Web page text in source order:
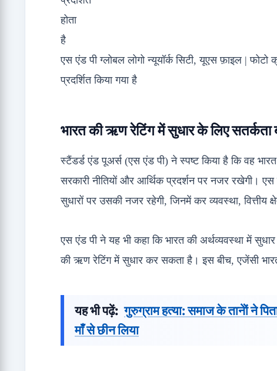
एस एंड पी ग्लोबल लोगो न्यूयॉर्क सिटी, यूएस फ़ाइल | फोटो
प्रदर्शित किया गया है
भारत की ऋण रेटिंग में सुधार के लिए सतर्कता
स्टैंडर्ड एंड पूअर्स (एस एंड पी) ने स्पष्ट किया है कि वह
सरकारी नीतियों और आर्थिक प्रदर्शन पर नजर रखेगी। एस
सुधारों पर उसकी नजर रहेगी, जिनमें कर व्यवस्था, वित्तीय
एस एंड पी ने यह भी कहा कि भारत की अर्थव्यवस्था में
की ऋण रेटिंग में सुधार कर सकता है। इस बीच, एजेंसी
यह भी पढ़ें: गुरुग्राम हत्या: समाज के तानेों ने
माँ से छीन लिया